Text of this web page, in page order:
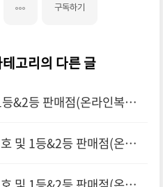
구독하기
고리의 다른 글
&2등 판매점(온라인복권
및 1등&2등 판매점(온라인